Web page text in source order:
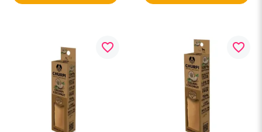
favorite_border favorite_border